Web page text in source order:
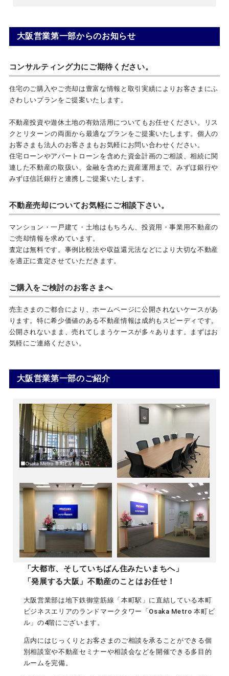
大阪営業第一部からのお知らせ
コンサルティング力にご期待ください。
住宅のご購入やご売却は豊富な情報と取引実績によりお客さまにふ
さわしいプランをご提案いたします。
不動産投資や遊休土地の有効活用についてもお任せください。リス
クとリターンの両面から最適なプランをご提案いたします。個人の
お客さまも法人のお客さまもお気軽にお問い合わせください。
住宅ローンやアパートローンを含めた資金計画のご相談、相続に関
連した不動産の取扱い、金融を含めた資産運用まで、みずほ銀行や
みずほ信託銀行と連携しご提案いたします。
不動産売却についてお気軽にご相談下さい。
マンション・一戸建て・土地はもちろん、投資用・事業用不動産の
ご売却情報を求めています。
査定は無料です。事例比較法や収益還元法などにより大切な不動産
を適正に査定させていただきます。
ご購入をご検討のお客さまへ
売主さまのご都合により、ホームページに公開されないケースがあ
ります。特に希少価値のある不動産情報は成約もスピーディです。
公開されないまま、売れてしまうケースが多々あります。まずはお
気軽にご連絡ください。
大阪営業第一部のご紹介
「大都市、そしていちばん住みたいまちへ」
「発展する大阪」不動産のことはお任せ！
大阪営業部は地下鉄御堂筋線「本町駅」に直結している本町
ビジネスエリアのランドマークタワー「Osaka Metro 本町ビ
ル」の4階にございます。
店内にはじっくりとお客さまのご相談を承ることができる個
別相談室や不動産セミナーや相談会などを開催できる多目的
ルームを完備。